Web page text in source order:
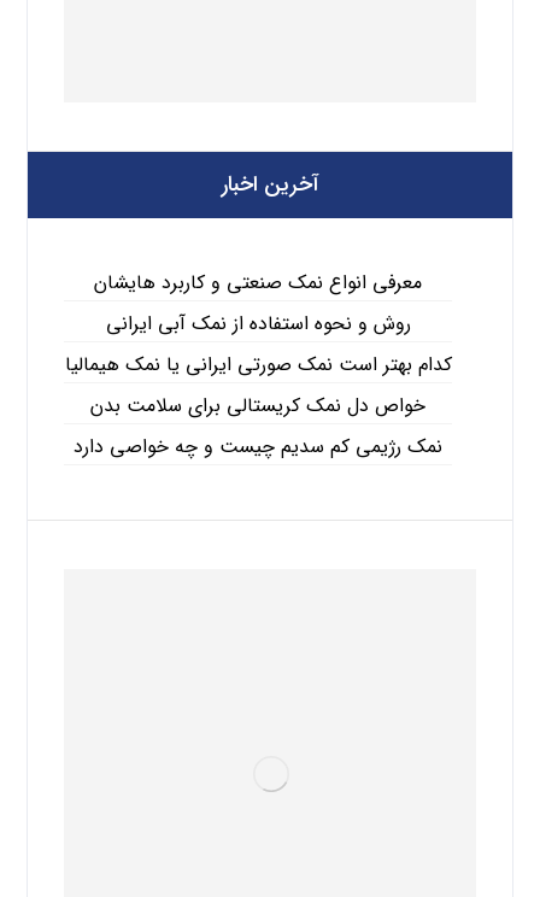
آخرین اخبار
معرفی انواع نمک صنعتی و کاربرد هایشان
روش و نحوه استفاده از نمک آبی ایرانی
کدام بهتر است نمک صورتی ایرانی یا نمک هیمالیا
خواص دل نمک کریستالی برای سلامت بدن
نمک رژیمی کم سدیم چیست و چه خواصی دارد